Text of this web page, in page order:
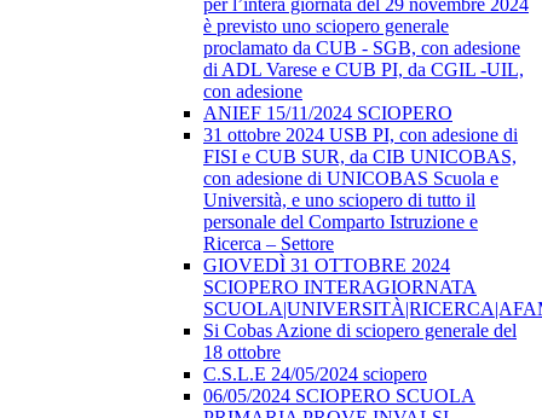
per l’intera giornata del 29 novembre 2024
è previsto uno sciopero generale
proclamato da CUB - SGB, con adesione
di ADL Varese e CUB PI, da CGIL -UIL,
con adesione
ANIEF 15/11/2024 SCIOPERO
31 ottobre 2024 USB PI, con adesione di
FISI e CUB SUR, da CIB UNICOBAS,
con adesione di UNICOBAS Scuola e
Università, e uno sciopero di tutto il
personale del Comparto Istruzione e
Ricerca – Settore
GIOVEDÌ 31 OTTOBRE 2024
SCIOPERO INTERAGIORNATA
Si Cobas Azione di sciopero generale del
18 ottobre
C.S.L.E 24/05/2024 sciopero
06/05/2024 SCIOPERO SCUOLA